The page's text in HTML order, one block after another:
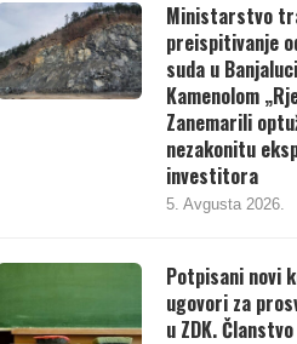
Ministarstvo
preispitivanje
suda u
Kamenolom
Zanemarili
nezakonitu
investitora
5. Avgusta 2026.
Potpisani novi
ugovori za
u ZDK.